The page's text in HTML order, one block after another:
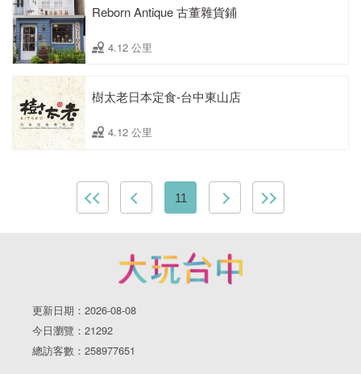
Reborn Antique 古董雜貨鋪
4.12 公里
樹太老日本定食-台中東山店
4.12 公里
11
更新日期：2026-08-08
今日瀏覽：21292
總訪客數：258977651